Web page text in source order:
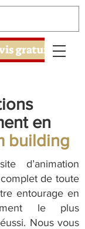
gratuits
en
building
d’animation
de toute
entourage en
le plus
Nous vous